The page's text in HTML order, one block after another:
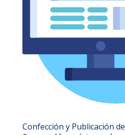
Confección y Publicación